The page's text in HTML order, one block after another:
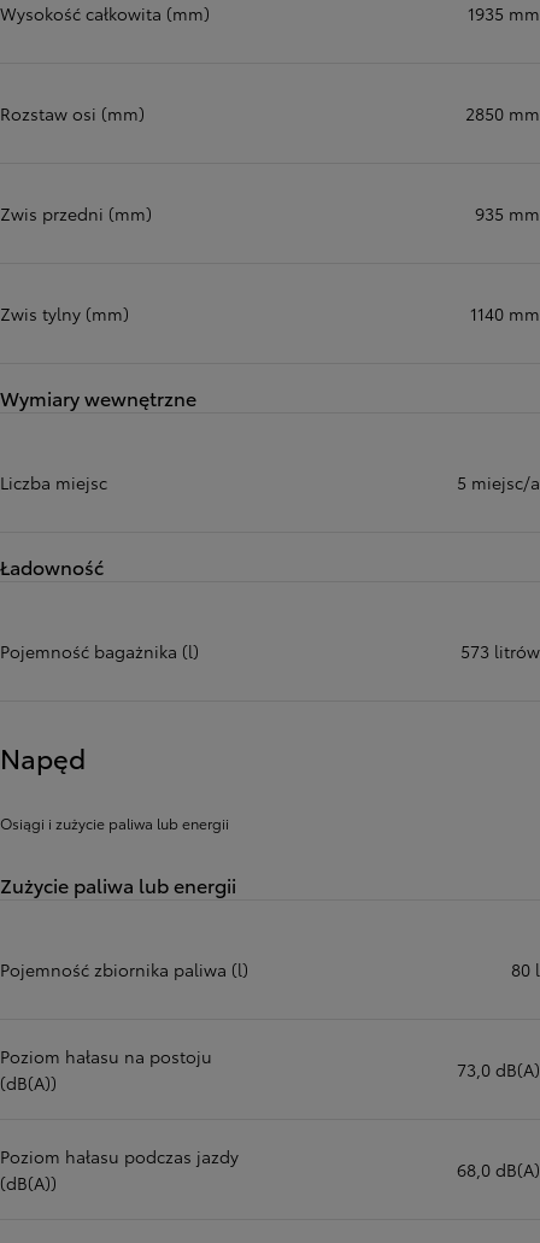
Wysokość całkowita (mm) 1935 mm
Rozstaw osi (mm) 2850 mm
Zwis przedni (mm) 935 mm
Zwis tylny (mm) 1140 mm
Wymiary wewnętrzne
Liczba miejsc 5 miejsc/a
Ładowność
Pojemność bagażnika (l) 573 litrów
Napęd
Osiągi i zużycie paliwa lub energii
Zużycie paliwa lub energii
Pojemność zbiornika paliwa (l) 80 l
Poziom hałasu na postoju
(dB(A))
73,0 dB(A)
Poziom hałasu podczas jazdy
(dB(A))
68,0 dB(A)